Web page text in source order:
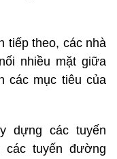
tiếp theo, các nhà
nhiều mặt giữa
các mục tiêu của
dựng các tuyến
tuyến đường